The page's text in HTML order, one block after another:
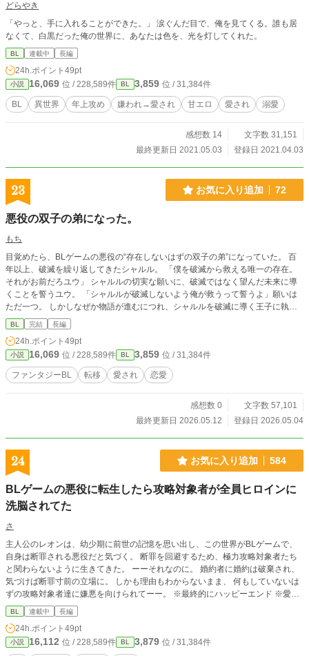
どらやき
「やっと、手に入れることができた。」 涙ぐんだ目で、俺を見てくる。誰も居
なくて、白黒だった俺の世界に、あなたは色を、光を灯してくれた。
BL 連載中 長編
24h.ポイント 49pt
小説 16,069 位 / 228,589件 BL 3,859 位 / 31,384件
BL 異世界 年上攻め 嫌われ→愛され 甘エロ 愛され 溺愛
感想数 14
文字数 31,151
最終更新日 2021.05.03
登録日 2021.04.03
23 お気に入り追加 72
悪役の双子の弟になった。
もち
目覚めたら、BLゲームの悪役の“存在しないはずの双子の弟”になっていた。 百
年以上、破滅を繰り返してきたシャルル。 「僕を破滅から救える唯一の存在。
それがお前だろユウ」 シャルルの切実な願いに、破滅ではなく望んだ未来に導
くことを誓うユウ。 「シャルルが破滅しないよう俺が救うって誓うよ」願いは
ただ一つ。 しかしなぜか物語が進むにつれ、シャルルを破滅に導く王子に執着
されてしまうユウ。そして初めて知った好意にシャルルもユウに執着していく。
BL 完結 長編
24h.ポイント 49pt
小説 16,069 位 / 228,589件 BL 3,859 位 / 31,384件
ファンタジーBL 転移 愛され 恋愛
感想数 0
文字数 57,101
最終更新日 2026.05.12
登録日 2026.05.04
24 お気に入り追加 584
BLゲームの悪役に転生したら攻略対象者が全員ヒロインに
洗脳されてた
さ
主人公のレオンは、幼少期に前世の記憶を思い出し、この世界がBLゲームで、
自身は断罪される悪役だと気づく。 断罪を回避するため、極力攻略対象者たち
と関わらないように生きてきた。 ーーそれなのに。 婚約者に婚約は破棄され、
気づけば断罪寸前の立場に。 しかも理由もわからないまま、 何もしていないは
ずの攻略対象者達に嫌悪を向けられてーー。 ※最終的にハッピーエンド ※愛さ
れ悪役令息
BL 連載中 長編
24h.ポイント 49pt
小説 16,112 位 / 228,589件 BL 3,879 位 / 31,384件